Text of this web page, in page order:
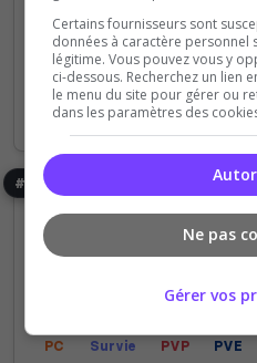
50 Slots
Voir le serveur
#8
PC Survie PVP PVE
Certains fournisseurs sont
données à caractère personnel
légitime. Vous pouvez vous y
ci-dessous. Recherchez un lien
le menu du site pour gérer ou
dans les paramètres des
Ne pas
Gérer vos